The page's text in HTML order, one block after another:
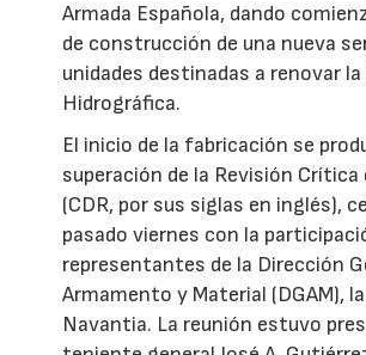
Armada Española, dando
de construcción de una nueva
unidades destinadas a renovar
Hidrográfica.
El inicio de la fabricación se
superación de la Revisión Crítica
(CDR, por sus siglas en inglés),
pasado viernes con la
representantes de la Dirección
Armamento y Material (DGAM),
Navantia. La reunión estuvo